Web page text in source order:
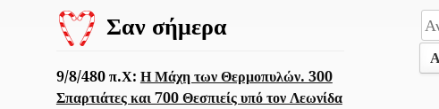
Σαν σήμερα
9/8/480 π.Χ: Η Μάχη των Θερμοπυλών. 300
Σπαρτιάτες και 700 Θεσπιείς υπό τον Λεωνίδα